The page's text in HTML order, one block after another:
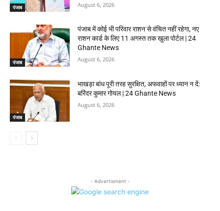
पंजाब August 6, 2026
पंजाब
पंजाब में कोई भी परिवार राशन से वंचित नहीं रहेगा, नए
राशन कार्ड के लिए 11 अगस्त तक खुला पोर्टल | 24
Ghante News
August 6, 2026
पंजाब
भाखड़ा बांध पूरी तरह सुरक्षित, अफवाहों पर ध्यान न दें:
बरिंदर कुमार गोयल | 24 Ghante News
August 6, 2026
- Advertisment -